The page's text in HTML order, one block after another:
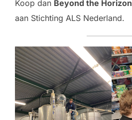
Koop dan Beyond the Horizon
aan Stichting ALS Nederland.